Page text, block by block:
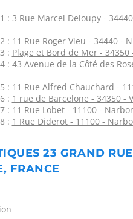
: 3 Rue Marcel Deloupy -
: 11 Rue Roger Vieu - 34440 -
: Plage et Bord de Mer - 34350
: 43 Avenue de la Côté des
: 11 Rue Alfred Chauchard -
: 1 rue de Barcelone - 34350 -
: 11 Rue Lobet - 11100 -
: 1 Rue Diderot - 11100 -
23 GRAND RUE,
FRANCE